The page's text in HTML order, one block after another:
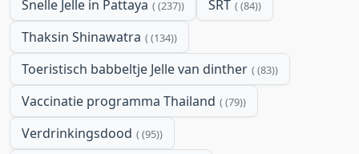
Snelle Jelle in Pattaya (237) SRT (84)
Thaksin Shinawatra (134)
Toeristisch babbeltje Jelle van dinther (83)
Vaccinatie programma Thailand (79)
Verdrinkingsdood (95)